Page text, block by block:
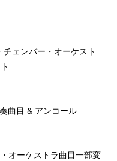
ェンバー・オーケスト
曲目 & アンコール
オーケストラ曲目一部変